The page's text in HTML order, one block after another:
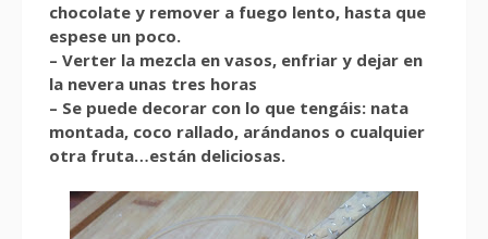
chocolate y remover a fuego lento, hasta que
espese un poco.
– Verter la mezcla en vasos, enfriar y dejar en
la nevera unas tres horas
– Se puede decorar con lo que tengáis: nata
montada, coco rallado, arándanos o cualquier
otra fruta…están deliciosas.